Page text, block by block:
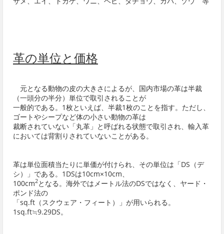
革の単位と価格
元となる動物の皮の大きさによるが、国内市場の革は半裁
（一頭分の半分）単位で取引されることが
一般的である。1枚といえば、半裁1枚のことを指す。ただし、
ゴートやシープなど体の小さい動物の革は
裁断されていない「丸革」と呼ばれる状態で取引され、輸入革
においては背割りされていないことがある。
革は単位面積当たりに単価が付けられ、その単位は「DS（デ
シ）」である。1DSは10cm×10cm、
100cm2となる。海外ではメートル法のDSではなく、ヤード・
ポンド法の
「sq.ft（スクウェア・フィート）」が用いられる。
1sq.ft≒9.29DS。